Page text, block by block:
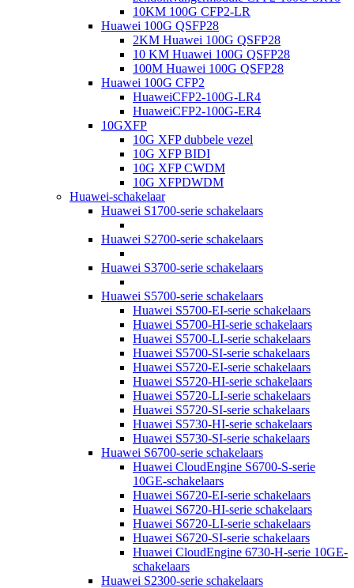
10KM 100G CFP2-LR
Huawei 100G QSFP28
2KM Huawei 100G QSFP28
10 KM Huawei 100G QSFP28
100M Huawei 100G QSFP28
Huawei 100G CFP2
HuaweiCFP2-100G-LR4
HuaweiCFP2-100G-ER4
10GXFP
10G XFP dubbele vezel
10G XFP BIDI
10G XFP CWDM
10G XFPDWDM
Huawei-schakelaar
Huawei S1700-serie schakelaars
Huawei S2700-serie schakelaars
Huawei S3700-serie schakelaars
Huawei S5700-serie schakelaars
Huawei S5700-EI-serie schakelaars
Huawei S5700-HI-serie schakelaars
Huawei S5700-LI-serie schakelaars
Huawei S5700-SI-serie schakelaars
Huawei S5720-EI-serie schakelaars
Huawei S5720-HI-serie schakelaars
Huawei S5720-LI-serie schakelaars
Huawei S5720-SI-serie schakelaars
Huawei S5730-HI-serie schakelaars
Huawei S5730-SI-serie schakelaars
Huawei S6700-serie schakelaars
Huawei CloudEngine S6700-S-serie
10GE-schakelaars
Huawei S6720-EI-serie schakelaars
Huawei S6720-HI-serie schakelaars
Huawei S6720-LI-serie schakelaars
Huawei S6720-SI-serie schakelaars
Huawei CloudEngine 6730-H-serie 10GE-
schakelaars
Huawei S2300-serie schakelaars